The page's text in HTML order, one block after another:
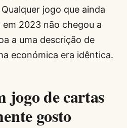
jogo que ainda
2023 não chegou a
a uma descrição de
económica era idêntica.
jogo de cartas
gosto